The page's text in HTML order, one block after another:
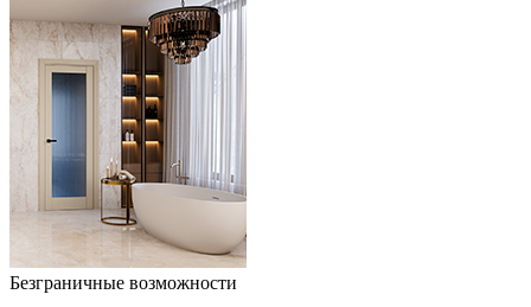
Безграничные возможности